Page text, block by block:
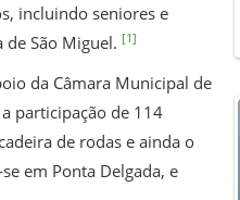
incluindo seniores e
São Miguel. [1]
da Câmara Municipal de
participação de 114
de rodas e ainda o
em Ponta Delgada, e